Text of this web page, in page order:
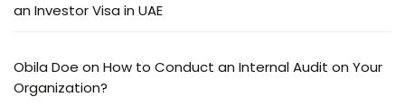
an Investor Visa in UAE
Obila Doe on How to Conduct an Internal Audit on Your
Organization?